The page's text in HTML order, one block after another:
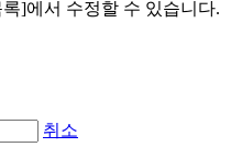
]에서 수정할 수 있습니다.
취소